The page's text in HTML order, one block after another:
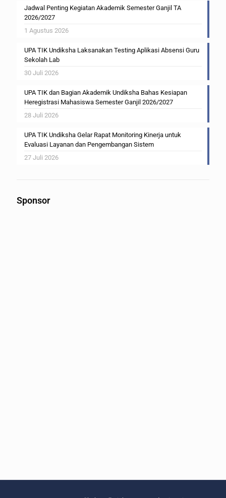
Jadwal Penting Kegiatan Akademik Semester Ganjil TA
2026/2027
1 Agustus 2026
UPA TIK Undiksha Laksanakan Testing Aplikasi Absensi Guru
Sekolah Lab
30 Juli 2026
UPA TIK dan Bagian Akademik Undiksha Bahas Kesiapan
Heregistrasi Mahasiswa Semester Ganjil 2026/2027
28 Juli 2026
UPA TIK Undiksha Gelar Rapat Monitoring Kinerja untuk
Evaluasi Layanan dan Pengembangan Sistem
27 Juli 2026
Sponsor